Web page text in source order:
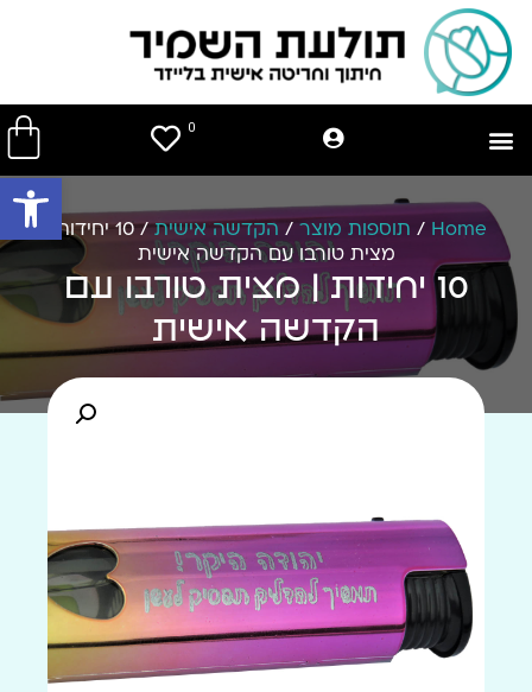
פתח
0
Home
/ תוספות מוצר / הקדשה אישית
/ 10 יחידות |
מצית טורבו עם הקדשה אישית
10 יחידות | מצית טורבו עם
הקדשה אישית